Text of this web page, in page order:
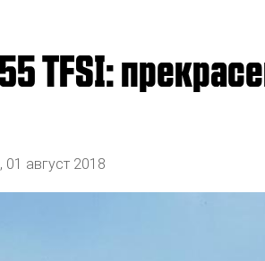
, 01 август 2018